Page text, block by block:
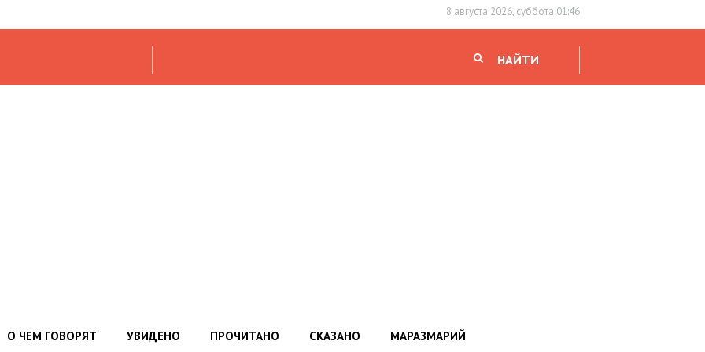
8 августа 2026, суббота 01:46
НАЙТИ
О ЧЕМ ГОВОРЯТ УВИДЕНО ПРОЧИТАНО СКАЗАНО МАРАЗМАРИЙ